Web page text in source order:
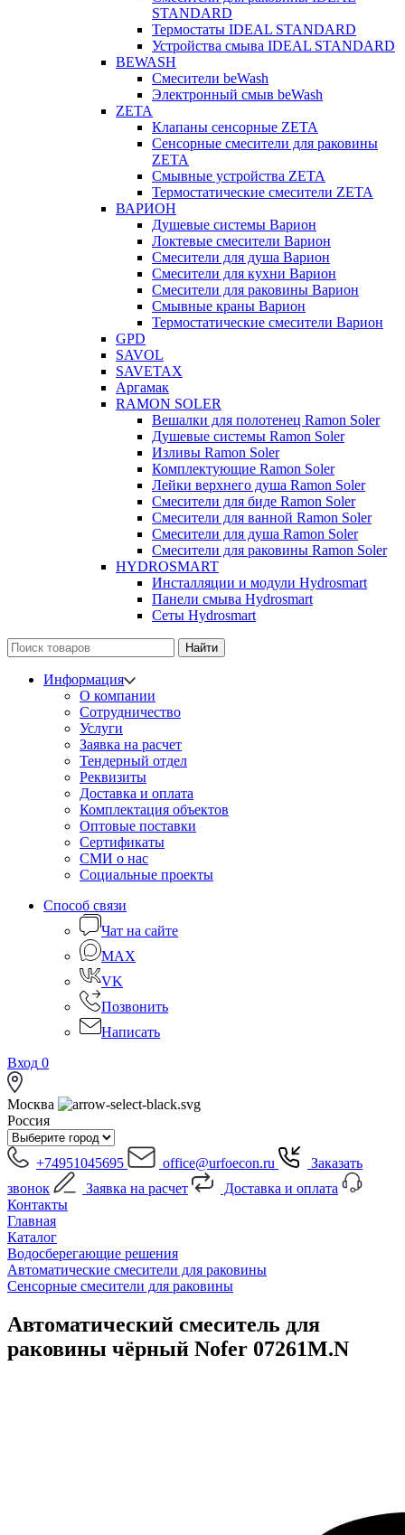
STANDARD
Термостаты IDEAL STANDARD
Устройства смыва IDEAL STANDARD
BEWASH
Смесители beWash
Электронный смыв beWash
ZETA
Клапаны сенсорные ZETA
Сенсорные смесители для раковины
ZETA
Смывные устройства ZETA
Термостатические смесители ZETA
ВАРИОН
Душевые системы Варион
Локтевые смесители Варион
Смесители для душа Варион
Смесители для кухни Варион
Смесители для раковины Варион
Смывные краны Варион
Термостатические смесители Варион
GPD
SAVOL
SAVETAX
Аргамак
RAMON SOLER
Вешалки для полотенец Ramon Soler
Душевые системы Ramon Soler
Изливы Ramon Soler
Комплектующие Ramon Soler
Лейки верхнего душа Ramon Soler
Смесители для биде Ramon Soler
Смесители для ванной Ramon Soler
Смесители для душа Ramon Soler
Смесители для раковины Ramon Soler
HYDROSMART
Инсталляции и модули Hydrosmart
Панели смыва Hydrosmart
Сеты Hydrosmart
Найти
Информация
О компании
Сотрудничество
Услуги
Заявка на расчет
Тендерный отдел
Реквизиты
Доставка и оплата
Комплектация объектов
Оптовые поставки
Сертификаты
СМИ о нас
Социальные проекты
Способ связи
Чат на сайте
MAX
VK
Позвонить
Написать
Вход 0
Москва
Россия
+74951045695 office@urfoecon.ru
Заказать
звонок
Заявка на расчет
Доставка и оплата
Контакты
Главная
Каталог
Водосберегающие решения
Автоматические смесители для раковины
Сенсорные смесители для раковины
Автоматический смеситель для
раковины чёрный Nofer 07261M.N